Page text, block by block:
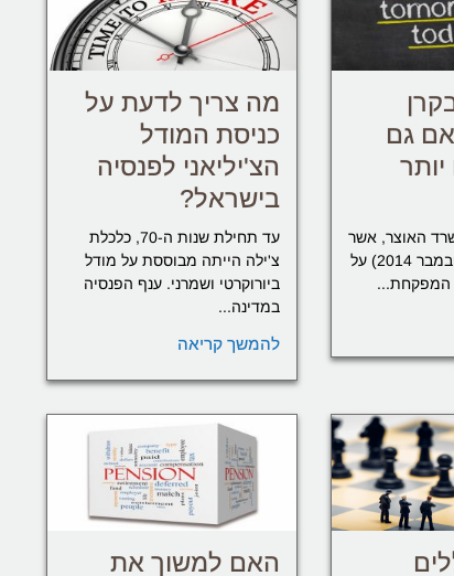
גם
האוצר, אשר
פורסם החודש (נובמבר 2014) על
המפקחת...
מה צריך לדעת על
כניסת המודל
הצ'יליאני לפנסיה
בישראל?
עד תחילת שנות ה-70, כלכלת
צ'ילה הייתה מבוססת על מודל
ביורוקרטי ושמרני. ענף הפנסיה
במדינה...
להמשך קריאה
האם למשוך את